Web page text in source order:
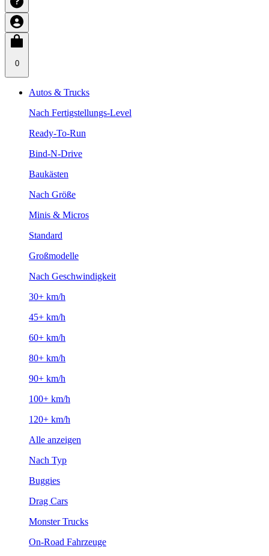
0
Autos & Trucks
Nach Fertigstellungs-Level
Ready-To-Run
Bind-N-Drive
Baukästen
Nach Größe
Minis & Micros
Standard
Großmodelle
Nach Geschwindigkeit
30+ km/h
45+ km/h
60+ km/h
80+ km/h
90+ km/h
100+ km/h
120+ km/h
Alle anzeigen
Nach Typ
Buggies
Drag Cars
Monster Trucks
On-Road Fahrzeuge